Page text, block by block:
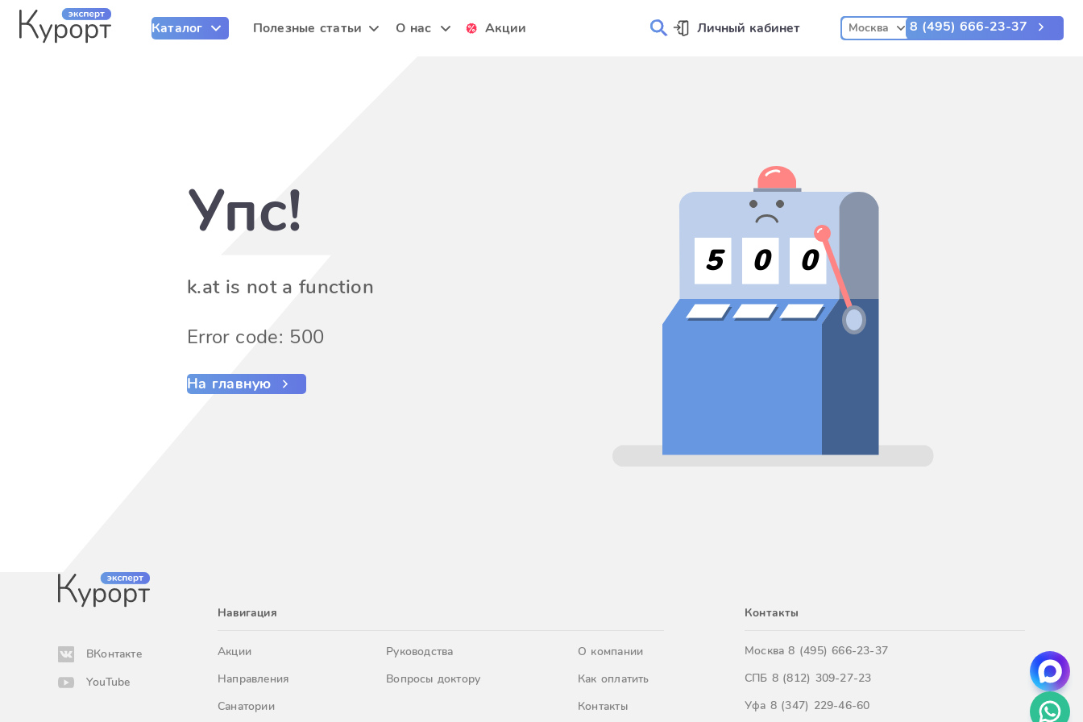
Каталог Полезные статьи О нас Акции Личный кабинет Москва 8 (495) 666-23-37
Упс!
k.at is not a function
Error code: 500
На главную
5 0 0
ВКонтакте
YouTube
Навигация
Акции
Направления
Санатории
Руководства
Вопросы доктору
О компании
Как оплатить
Контакты
Контакты
Москва8 (495) 666-23-37
СПБ 8 (812) 309-27-23
Уфа 8 (347) 229-46-60